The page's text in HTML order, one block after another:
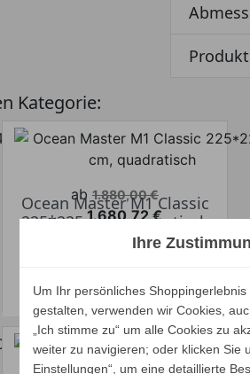
Kategorie:
Verkaufspreis
ab 1.880,00 €
Preis
1.680,72 €
Ihr Spar-Preis
absolut versandkostenfrei
Ocean Master M1 Classic
225*225 cm, quadratisch
Ihre
Um Ihr persönliches
gestalten, verwenden wir Cookies,
„Ich stimme zu“ um alle Cookies zu
weiter zu navigieren; oder klicken Sie
Einstellungen“, um eine detaillierte